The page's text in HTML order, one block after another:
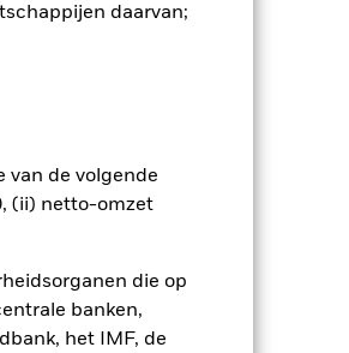
daarvan;
van de volgende
(ii) netto-omzet
die op
banken,
het IMF, de
in het
het
Download